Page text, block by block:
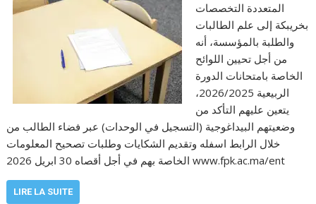
المتعددة التخصصات
بخريبكة إلى علم الطالبات
والطلبة بالمؤسسة، أنه
من أجل تحيين اللوائح
الخاصة بامتحانات الدورة
الربيعية 2026/2025،
يتعين عليهم التأكد من
وضعيتهم البيداغوجية (التسجيل في الوحدات) عبر فضاء الطالب من
خلال الرابط اسفله وتقديم الشكايات وطلبات تصحيح المعلومات
الخاصة بهم في أجل أقصاه 30 ابريل 2026 www.fpk.ac.ma/ent
LIRE LA SUITE